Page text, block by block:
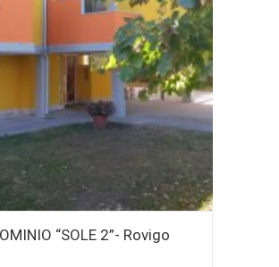
“SOLE 2”- Rovigo